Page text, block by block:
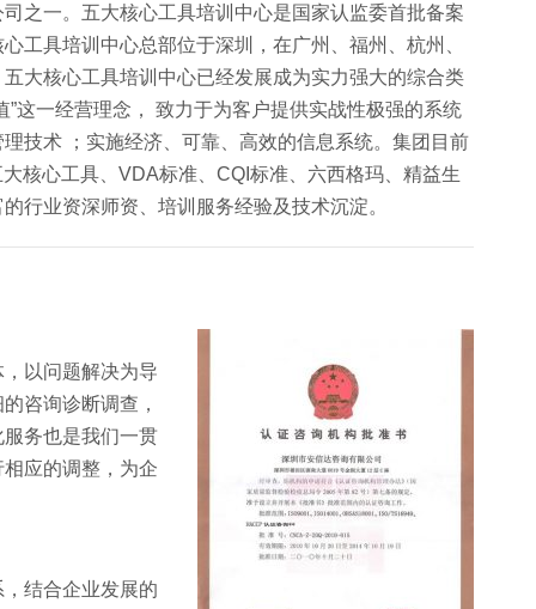
之一。五大核心工具培训中心是国家认监委首批备案
工具培训中心总部位于深圳，在广州、福州、杭州、
大核心工具培训中心已经发展成为实力强大的综合类
这一经营理念， 致力于为客户提供实战性极强的系统
技术 ；实施经济、可靠、高效的信息系统。集团目前
核心工具、VDA标准、CQI标准、六西格玛、精益生
行业资深师资、培训服务经验及技术沉淀。
以问题解决为导
咨询诊断调查，
务也是我们一贯
应的调整，为企
结合企业发展的